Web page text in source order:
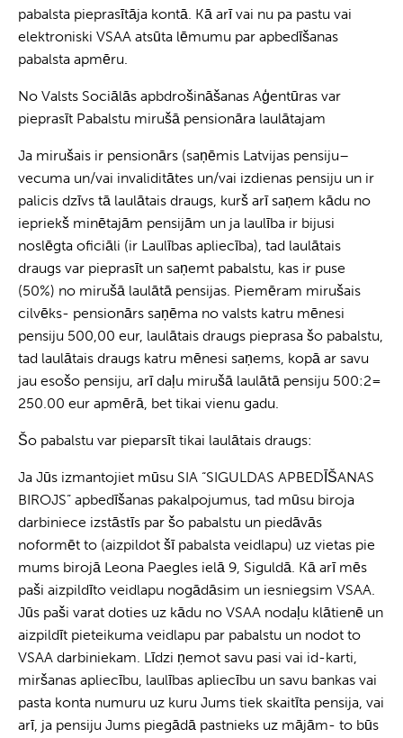
pabalsta pieprasītāja kontā. Kā arī vai nu pa pastu vai
elektroniski VSAA atsūta lēmumu par apbedīšanas
pabalsta apmēru.
No Valsts Sociālās apbdrošināšanas Aģentūras var
pieprasīt Pabalstu mirušā pensionāra laulātajam
Ja mirušais ir pensionārs (saņēmis Latvijas pensiju–
vecuma un/vai invaliditātes un/vai izdienas pensiju un ir
palicis dzīvs tā laulātais draugs, kurš arī saņem kādu no
iepriekš minētajām pensijām un ja laulība ir bijusi
noslēgta oficiāli (ir Laulības apliecība), tad laulātais
draugs var pieprasīt un saņemt pabalstu, kas ir puse
(50%) no mirušā laulātā pensijas. Piemēram mirušais
cilvēks- pensionārs saņēma no valsts katru mēnesi
pensiju 500,00 eur, laulātais draugs pieprasa šo pabalstu,
tad laulātais draugs katru mēnesi saņems, kopā ar savu
jau esošo pensiju, arī daļu mirušā laulātā pensiju 500:2=
250.00 eur apmērā, bet tikai vienu gadu.
Šo pabalstu var pieparsīt tikai laulātais draugs:
Ja Jūs izmantojiet mūsu SIA “SIGULDAS APBEDĪŠANAS
BIROJS” apbedīšanas pakalpojumus, tad mūsu biroja
darbiniece izstāstīs par šo pabalstu un piedāvās
noformēt to (aizpildot šī pabalsta veidlapu) uz vietas pie
mums birojā Leona Paegles ielā 9, Siguldā. Kā arī mēs
paši aizpildīto veidlapu nogādāsim un iesniegsim VSAA.
Jūs paši varat doties uz kādu no VSAA nodaļu klātienē un
aizpildīt pieteikuma veidlapu par pabalstu un nodot to
VSAA darbiniekam. Līdzi ņemot savu pasi vai id-karti,
miršanas apliecību, laulības apliecību un savu bankas vai
pasta konta numuru uz kuru Jums tiek skaitīta pensija, vai
arī, ja pensiju Jums piegādā pastnieks uz mājām- to būs